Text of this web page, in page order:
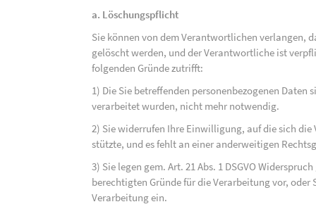
a. Löschungspflicht
Sie können von dem Verantwortlichen verlangen,
gelöscht werden, und der Verantwortliche ist
folgenden Gründe zutrifft:
1) Die Sie betreffenden personenbezogenen Daten
verarbeitet wurden, nicht mehr notwendig.
2) Sie widerrufen Ihre Einwilligung, auf die sich die
stützte, und es fehlt an einer anderweitigen
3) Sie legen gem. Art. 21 Abs. 1 DSGVO
berechtigten Gründe für die Verarbeitung vor, oder
Verarbeitung ein.